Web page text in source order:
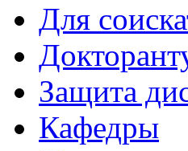
Для
Защита
Кафедры